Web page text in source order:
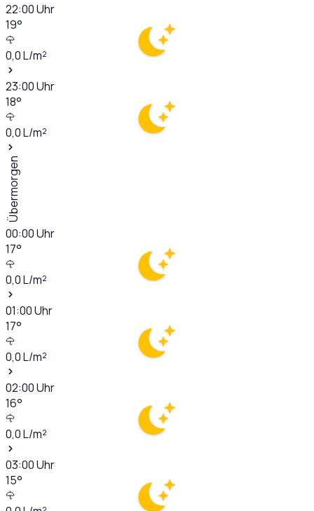
22:00Uhr
19°
0,0L/m²
23:00Uhr
18°
0,0L/m²
Übermorgen
00:00Uhr
17°
0,0L/m²
01:00Uhr
17°
0,0L/m²
02:00Uhr
16°
0,0L/m²
03:00Uhr
15°